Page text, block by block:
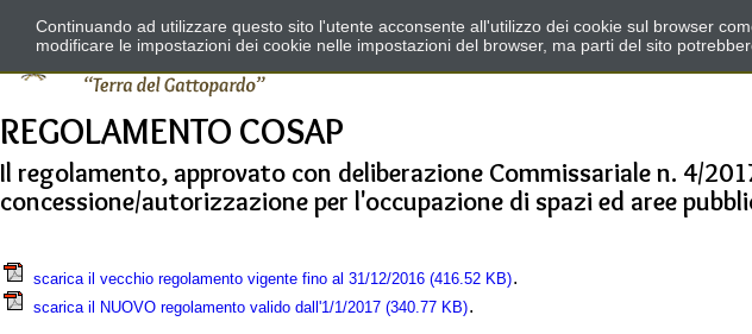
REGOLAMENTO COSAP
Il regolamento, approvato con deliberazione Commissariale n. 4/
concessione/autorizzazione per l'occupazione di spazi ed aree
scarica il vecchio regolamento vigente fino al 31/12/2016 (416.52 KB).
scarica il NUOVO regolamento valido dall'1/1/2017 (340.77 KB).
Continuando ad utilizzare questo sito l'utente acconsente all'utilizzo dei cookie sul browser
modificare le impostazioni dei cookie nelle impostazioni del browser, ma parti del sito